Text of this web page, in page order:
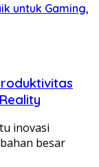
untuk Gaming,
inovasi
besar